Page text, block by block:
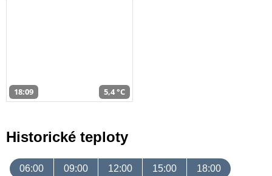
18:09 5,4 °C
Historické teploty
06:00 09:00 12:00 15:00 18:00